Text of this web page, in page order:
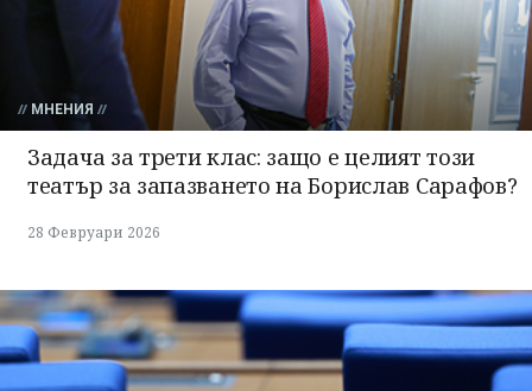
МНЕНИЯ
Задача за трети клас: защо е целият този
театър за запазването на Борислав Сарафов?
28 Февруари 2026